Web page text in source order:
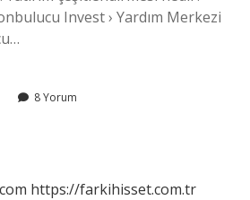
Invest › Yardım Merkezi
8 Yorum
https://farkihisset.com.tr